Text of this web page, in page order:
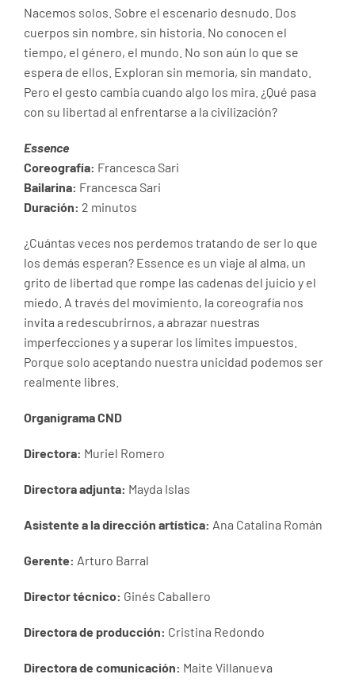
Nacemos solos. Sobre el escenario desnudo. Dos
cuerpos sin nombre, sin historia. No conocen el
tiempo, el género, el mundo. No son aún lo que se
espera de ellos. Exploran sin memoria, sin mandato.
Pero el gesto cambia cuando algo los mira. ¿Qué pasa
con su libertad al enfrentarse a la civilización?
Essence
Coreografía: Francesca Sari
Bailarina: Francesca Sari
Duración: 2 minutos
¿Cuántas veces nos perdemos tratando de ser lo que
los demás esperan? Essence es un viaje al alma, un
grito de libertad que rompe las cadenas del juicio y el
miedo. A través del movimiento, la coreografía nos
invita a redescubrirnos, a abrazar nuestras
imperfecciones y a superar los límites impuestos.
Porque solo aceptando nuestra unicidad podemos ser
realmente libres.
Organigrama CND
Directora: Muriel Romero
Directora adjunta: Mayda Islas
Asistente a la dirección artística: Ana Catalina Román
Gerente: Arturo Barral
Director técnico: Ginés Caballero
Directora de producción: Cristina Redondo
Directora de comunicación: Maite Villanueva